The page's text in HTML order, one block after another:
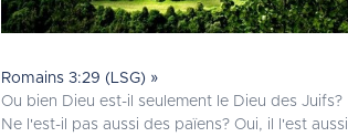
Romains 3:29 (LSG) »
Ou bien Dieu est-il seulement le Dieu des Juifs?
Ne l'est-il pas aussi des païens? Oui, il l'est aussi